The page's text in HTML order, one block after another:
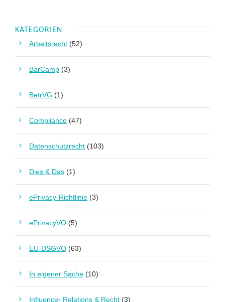
KATEGORIEN
Arbeitsrecht (52)
BarCamp (3)
BetrVG (1)
Compliance (47)
Datenschutzrecht (103)
Dies & Das (1)
ePrivacy-Richtlinie (3)
ePrivacyVO (5)
EU-DSGVO (63)
In eigener Sache (10)
Influencer Relations & Recht (3)